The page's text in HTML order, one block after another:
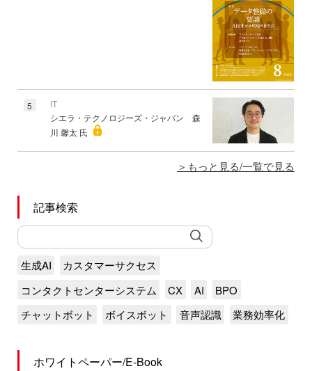
5
IT
シエラ・テクノロジーズ・ジャパン 森
川 馨太 氏
もっと見る/一覧で見る
記事検索
生成AI
カスタマーサクセス
コンタクトセンターシステム
CX AI
BPO
チャットボット
ボイスボット 音声認識 業務効率化
ホワイトペーパー/E-Book